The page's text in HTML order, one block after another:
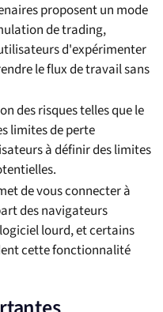
proposent un mode
de trading,
d'expérimenter
le flux de travail sans
des risques telles que le
limites de perte
à définir des limites
de vous connecter à
des navigateurs
lourd, et certains
cette fonctionnalité